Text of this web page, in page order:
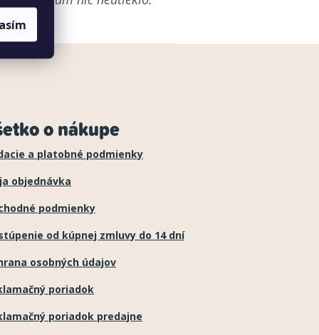
o nákupe
a platobné podmienky
objednávka
podmienky
od kúpnej zmluvy do 14 dní
osobných údajov
poriadok
poriadok predajne